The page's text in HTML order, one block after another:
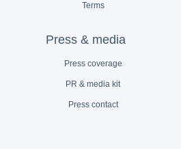
Terms
Press & media
Press coverage
PR & media kit
Press contact